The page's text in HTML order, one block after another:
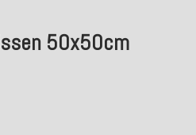
50x50cm